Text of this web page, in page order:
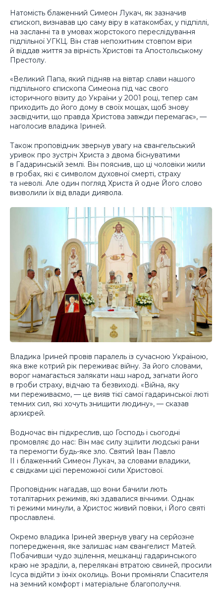
Натомість блаженний Симеон Лукач, як зазначив
єпископ, визнавав цю саму віру в катакомбах, у підпіллі,
на засланні та в умовах жорстокого переслідування
підпільної УГКЦ. Він став непохитним стовпом віри
й віддав життя за вірність Христові та Апостольському
Престолу.
«Великий Папа, який підняв на вівтар слави нашого
підпільного єпископа Симеона під час свого
історичного візиту до України у 2001 році, тепер сам
приходить до його дому в своїх мощах, щоб знову
засвідчити, що правда Христова завжди перемагає», —
наголосив владика Іриней.
Також проповідник звернув увагу на євангельський
уривок про зустріч Христа з двома біснуватими
в Гадаринській землі. Він пояснив, що ці чоловіки жили
в гробах, які є символом духовної смерті, страху
та неволі. Але один погляд Христа й одне Його слово
визволили їх від влади диявола.
Владика Іриней провів паралель із сучасною Україною,
яка вже котрий рік переживає війну. За його словами,
ворог намагається залякати наш народ, загнати його
в гроби страху, відчаю та безвиході. «Війна, яку
ми переживаємо, — це вияв тієї самої гадаринської люті
темних сил, які хочуть знищити людину», — сказав
архиєрей.
Водночас він підкреслив, що Господь і сьогодні
промовляє до нас: Він має силу зцілити людські рани
та перемогти будь-яке зло. Святий Іван Павло
ІІ і блаженний Симеон Лукач, за словами владики,
є свідками цієї переможної сили Христової.
Проповідник нагадав, що вони бачили лють
тоталітарних режимів, які здавалися вічними. Однак
ті режими минули, а Христос живий повіки, і Його святі
прославлені.
Окремо владика Іриней звернув увагу на серйозне
попередження, яке залишає нам євангелист Матей.
Побачивши чудо зцілення, мешканці гадаринського
краю не зраділи, а, перелякані втратою свиней, просили
Ісуса відійти з їхніх околиць. Вони проміняли Спасителя
на земний комфорт і матеріальне благополуччя.